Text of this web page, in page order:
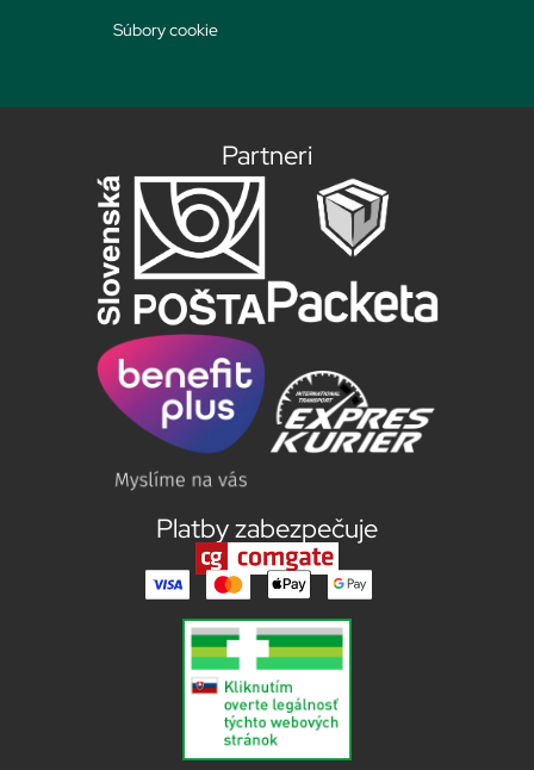
Súbory cookie
Partneri
Platby zabezpečuje